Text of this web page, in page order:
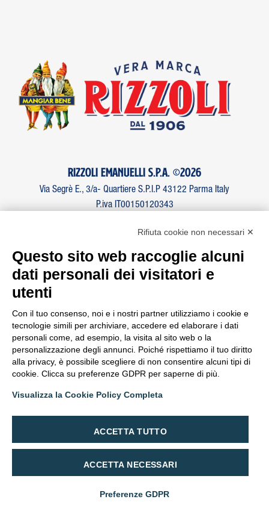
Rizzoli Emanuelli S.P.A. ©2026
Via Segrè E., 3/a- Quartiere S.P.I.P 43122 Parma Italy
P.iva IT00150120343
Telefono +39.0521.211111
I Prodotti
Ricette
La Ricetta Segreta
Contatti
Segui Rizzoli Emanuelli su
COOKIE POLICY
Rifiuta cookie non necessari ✕
Questo sito web raccoglie alcuni
dati personali dei visitatori e
utenti
Con il tuo consenso, noi e i nostri partner utilizziamo i cookie e
tecnologie simili per archiviare, accedere ed elaborare i dati
personali come, ad esempio, la visita al sito web o la
personalizzazione degli annunci. Poiché rispettiamo il tuo diritto
alla privacy, è possibile scegliere di non consentire alcuni tipi di
cookie. Clicca su preferenze GDPR per saperne di più.
Visualizza la Cookie Policy Completa
ACCETTA TUTTO
ACCETTA NECESSARI
Preferenze GDPR